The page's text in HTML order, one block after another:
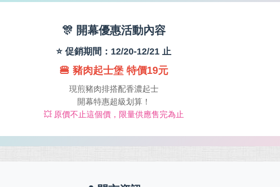
🎊 開幕優惠活動內容
⭐ 促銷期間：12/20-12/21 止
🍔 豬肉起士堡 特價19元
現煎豬肉排搭配香濃起士
開幕特惠超級划算！
💥 原價不止這個價，限量供應售完為止